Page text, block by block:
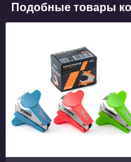
Подобные товары